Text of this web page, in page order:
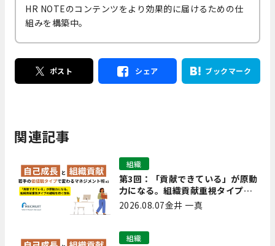
HR NOTEのコンテンツをより効果的に届けるための仕
組みを構築中。
ポスト シェア ブックマーク
関連記事
第3回：「貢献できている」が原動
力になる。組織貢献重視タイプの
離職を防ぐ技術
組織
2026.08.07金井 一真
組織